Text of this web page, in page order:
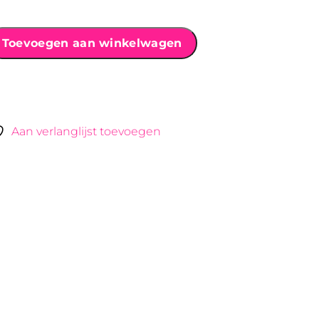
Toevoegen aan winkelwagen
Aan verlanglijst toevoegen